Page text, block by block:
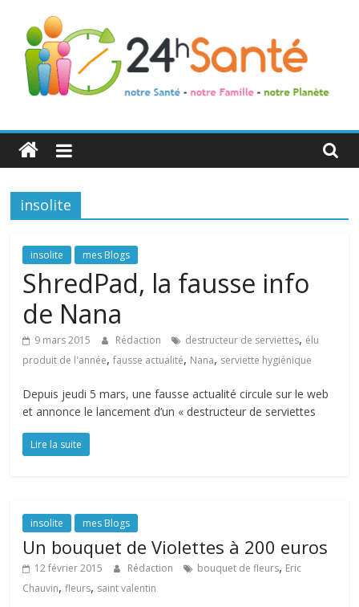
24h
Santé
La
de
toute
famille
insolite
insolite mes Blogs
ShredPad, la fausse info
de Nana
9 mars 2015 Rédaction destructeur de serviettes, élu
produit de l'année,fausse actualité, Nana, serviette hygiénique
Depuis jeudi 5 mars, une fausse actualité circule sur le web
et annonce le lancement d’un « destructeur de serviettes
Lire la suite
insolite mes Blogs
Un bouquet de Violettes à 200 euros
12 février 2015 Rédaction bouquet de fleurs, Eric
Chauvin,fleurs, saint valentin